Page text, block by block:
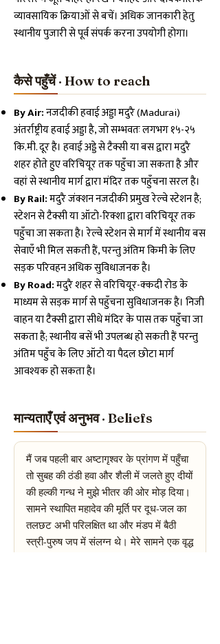
व्यावसायिक क्रियाओं से बचें। अधिक जानकारी हेतु
स्थानीय पुजारी से पूर्व संपर्क करना उपयोगी होगा।
कैसे पहुँचें · How to reach
By Air:नजदीकी हवाई अड्डा मदुरै (Madurai)
अंतर्राष्ट्रीय हवाई अड्डा है, जो सम्भवतः लगभग १५-२५
कि.मी. दूर है। हवाई अड्डे से टैक्सी या बस द्वारा मदुरै
शहर होते हुए वरिचियूर तक पहुँचा जा सकता है और
वहां से स्थानीय मार्ग द्वारा मंदिर तक पहुँचना सरल है।
By Rail:मदुरै जंक्शन नजदीकी प्रमुख रेल्वे स्टेशन है;
स्टेशन से टैक्सी या ऑटो-रिक्शा द्वारा वरिचियूर तक
पहुँचा जा सकता है। रेल्वे स्टेशन से मार्ग में स्थानीय बस
सेवाएँ भी मिल सकती हैं, परन्तु अंतिम किमी के लिए
सड़क परिवहन अधिक सुविधाजनक है।
By Road:मदुरै शहर से वरिचियूर-क्कदी रोड के
माध्यम से सड़क मार्ग से पहुँचना सुविधाजनक है। निजी
वाहन या टैक्सी द्वारा सीधे मंदिर के पास तक पहुँचा जा
सकता है; स्थानीय बसें भी उपलब्ध हो सकती हैं परन्तु
अंतिम पहुँच के लिए ऑटो या पैदल छोटा मार्ग
आवश्यक हो सकता है।
मान्यताएँ एवं अनुभव · Beliefs
मैं जब पहली बार अष्टागृश्वर के प्रांगण में पहुँचा
तो सुबह की ठंडी हवा और शैली में जलते हुए दीयों
की हल्की गन्ध ने मुझे भीतर की ओर मोड़ दिया।
सामने स्थापित महादेव की मूर्ति पर दूध-जल का
तलछट अभी परिलक्षित था और मंडप में बैठी
स्त्री-पुरुष जप में संलग्न थे। मेरे सामने एक वृद्ध